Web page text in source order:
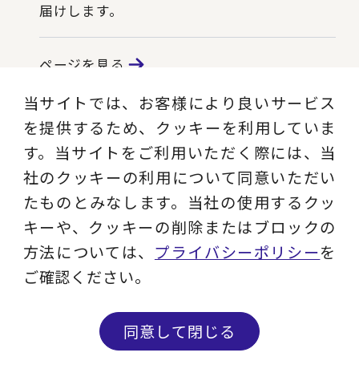
届けします。
ページを見る
当サイトでは、お客様により良いサービス
を提供するため、クッキーを利用していま
す。当サイトをご利用いただく際には、当
社のクッキーの利用について同意いただい
たものとみなします。当社の使用するクッ
キーや、クッキーの削除またはブロックの
方法については、 プライバシーポリシーを
ご確認ください。
同意して閉じる